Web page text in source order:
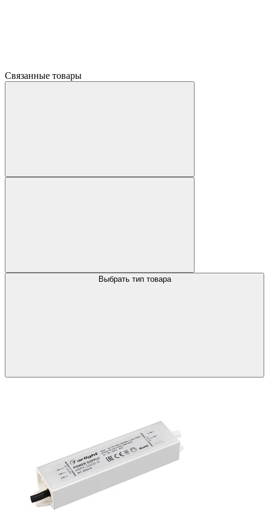
Связанные товары
Выбрать тип товара